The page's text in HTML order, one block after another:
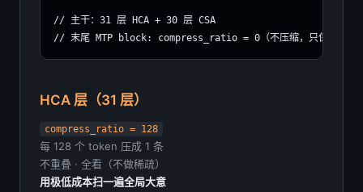
// 主干：31 层 HCA + 30 层 CSA
// 末尾 MTP block: compress_ratio = 0（不压缩，只保留最近
HCA 层（31 层）
compress_ratio = 128
每 128 个 token 压成 1 条
不重叠 · 全看（不做稀疏）
用极低成本扫一遍全局大意